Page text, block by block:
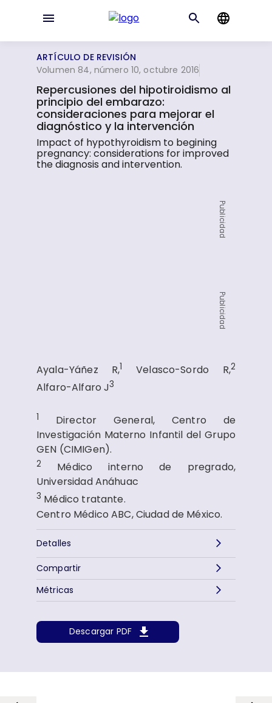
ARTÍCULO DE REVISIÓN
Volumen 84, número 10, octubre 2016
Repercusiones del hipotiroidismo al
principio del embarazo:
consideraciones para mejorar el
diagnóstico y la intervención
Impact of hypothyroidism to begining
pregnancy: considerations for improved
the diagnosis and intervention.
Publicidad
Publicidad
Ayala-Yáñez R,1Velasco-Sordo R,2
Alfaro-Alfaro J3
1 Director General, Centro de
Investigación Materno Infantil del Grupo
GEN (CIMIGen).
2
Médico interno de pregrado,
Universidad Anáhuac
3 Médico tratante.
Centro Médico ABC, Ciudad de México.
Detalles
Descargar PDF
Métricas
Compartir